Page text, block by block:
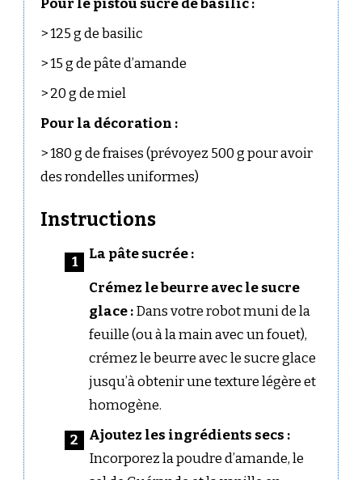
> 125 g de basilic
> 15 g de pâte d’amande
> 20 g de miel
Pour la décoration :
> 180 g de fraises (prévoyez 500 g pour avoir
des rondelles uniformes)
Instructions
La pâte sucrée :
Crémez le beurre avec le sucre
glace :Dans votre robot muni de la
feuille (ou à la main avec un fouet),
crémez le beurre avec le sucre glace
jusqu’à obtenir une texture légère et
homogène.
Ajoutez les ingrédients secs :
Incorporez la poudre d’amande, le